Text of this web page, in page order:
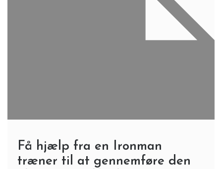
Få hjælp fra en Ironman
træner til at gennemføre den